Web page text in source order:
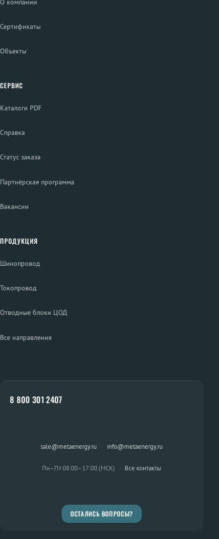
Сертификаты
Объекты
СЕРВИС
Каталоги PDF
Справка
Статус заказа
Партнёрская программа
Вакансии
ПРОДУКЦИЯ
Шинопровод
Токопровод
Отводные блоки ЦОД
Все направления
8 800 301 2407
sale@metaenergy.ru · info@metaenergy.ru
Пн–Пт 08:00–17:00 (МСК) · Все контакты
ОСТАЛИСЬ ВОПРОСЫ?